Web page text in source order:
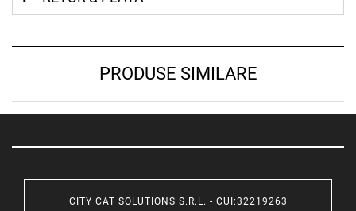
PRODUSE SIMILARE
CITY CAT SOLUTIONS S.R.L. - CUI:32219263